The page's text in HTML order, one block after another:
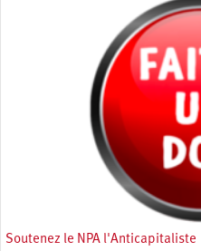
Soutenez le NPA l'Anticapitaliste